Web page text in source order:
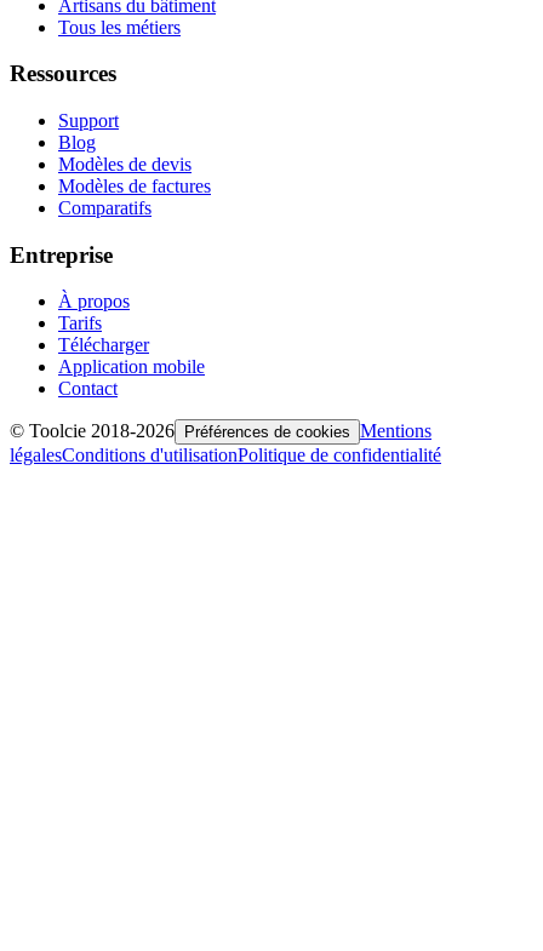
Artisans du bâtiment
Tous les métiers
Ressources
Support
Blog
Modèles de devis
Modèles de factures
Comparatifs
Entreprise
À propos
Tarifs
Télécharger
Application mobile
Contact
© Toolcie 2018-2026 Préférences de cookies Mentions
légalesConditions d'utilisationPolitique de confidentialité